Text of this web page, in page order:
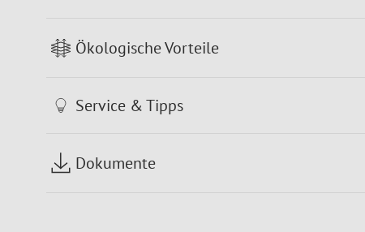
Ökologische Vorteile
Service & Tipps
Dokumente